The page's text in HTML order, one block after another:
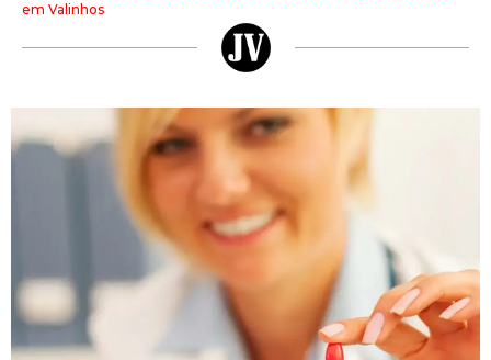
em Valinhos